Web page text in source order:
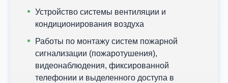
Устройство системы вентиляции и
кондиционирования воздуха
Работы по монтажу систем пожарной
сигнализации (пожаротушения),
видеонаблюдения, фиксированной
телефонии и выделенного доступа в